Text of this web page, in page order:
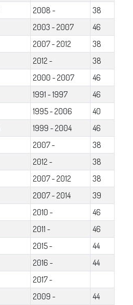
2008 -
38
2003 - 2007
46
2007 - 2012
38
2012 -
38
2000 - 2007
46
1991 - 1997
46
1995 - 2006
40
1999 - 2004
46
2007 -
38
2012 -
38
2007 - 2012
38
2007 - 2014
39
2010 -
46
2011 -
46
2015 -
44
2016 -
44
2017 -
2009 -
44